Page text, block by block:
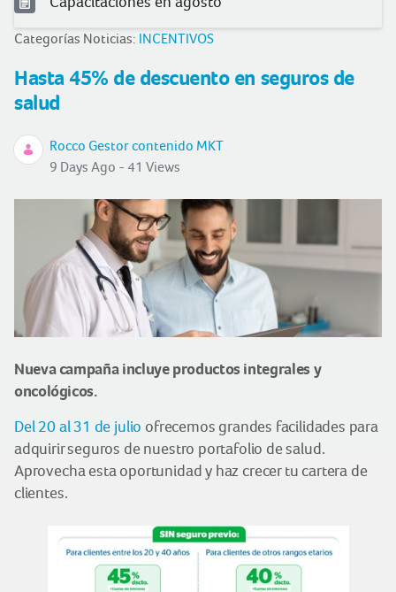
Categorías Noticias: INCENTIVOS
Hasta 45% de descuento en seguros de
salud
Rocco Gestor contenido MKT
9 Days Ago - 41 Views
Nueva campaña incluye productos integrales y
oncológicos.
Del 20 al 31 de julio ofrecemos grandes facilidades para
adquirir seguros de nuestro portafolio de salud.
Aprovecha esta oportunidad y haz crecer tu cartera de
clientes.